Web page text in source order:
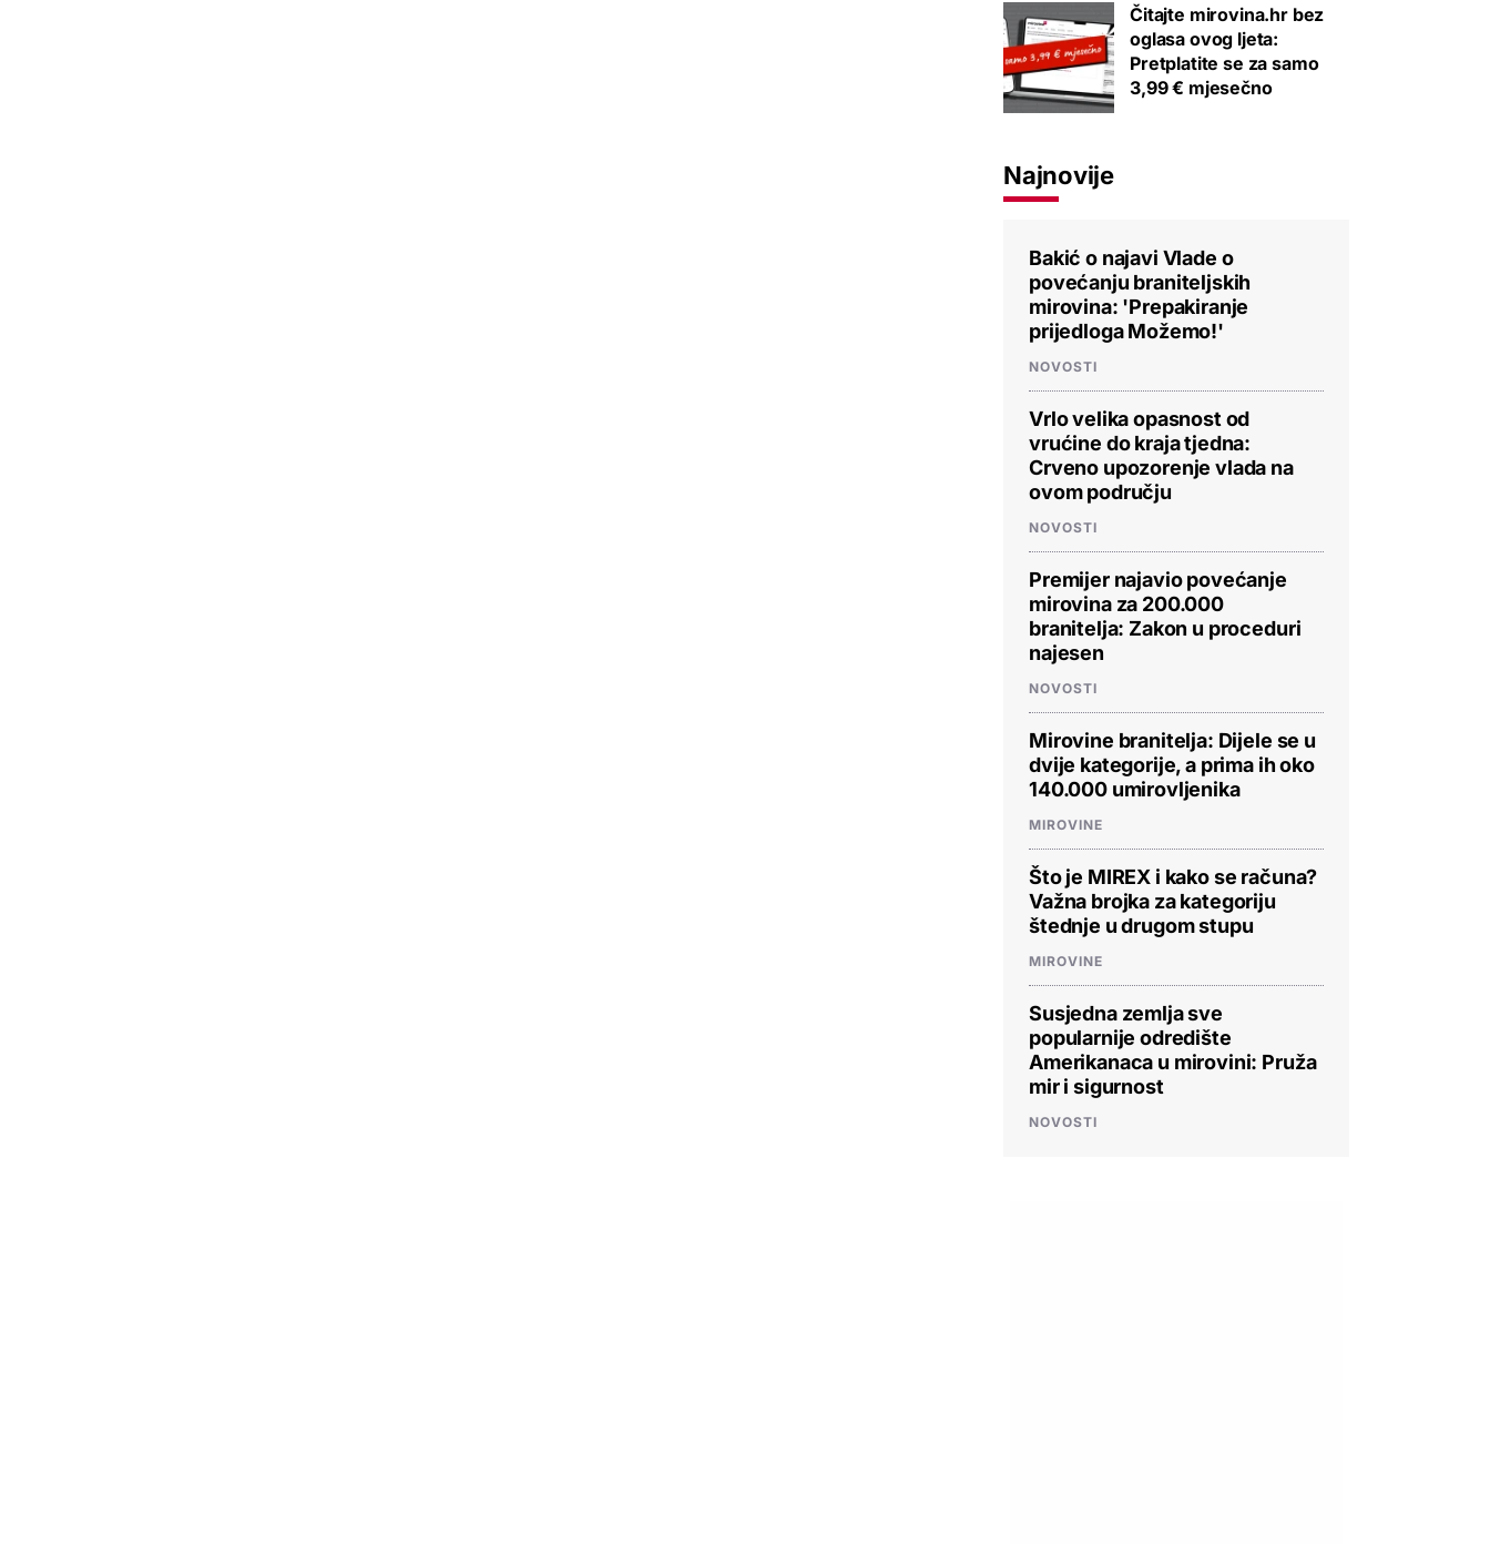
Čitajte mirovina.hr bez
oglasa ovog ljeta:
Pretplatite se za samo
3,99 € mjesečno
Najnovije
Bakić o najavi Vlade o
povećanju braniteljskih
mirovina: 'Prepakiranje
prijedloga Možemo!'
NOVOSTI
Vrlo velika opasnost od
vrućine do kraja tjedna:
Crveno upozorenje vlada na
ovom području
NOVOSTI
Premijer najavio povećanje
mirovina za 200.000
branitelja: Zakon u proceduri
najesen
NOVOSTI
Mirovine branitelja: Dijele se u
dvije kategorije, a prima ih oko
140.000 umirovljenika
MIROVINE
Što je MIREX i kako se računa?
Važna brojka za kategoriju
štednje u drugom stupu
MIROVINE
Susjedna zemlja sve
popularnije odredište
Amerikanaca u mirovini: Pruža
mir i sigurnost
NOVOSTI